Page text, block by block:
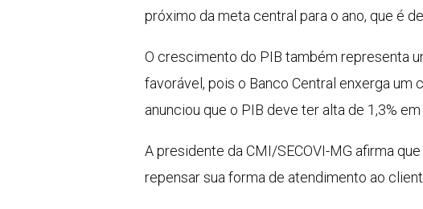
próximo da meta central para o ano, que é
O crescimento do PIB também representa
favorável, pois o Banco Central enxerga
anunciou que o PIB deve ter alta de 1,3%
A presidente da CMI/SECOVI-MG afirma
repensar sua forma de atendimento ao